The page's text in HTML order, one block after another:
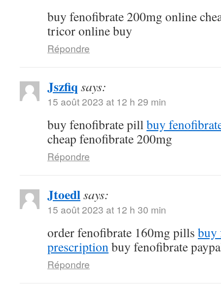
buy fenofibrate 200mg online
tricor online buy
Répondre
Jszfiq says:
15 août 2023 at 12 h 29 min
buy fenofibrate pillbuy
cheap fenofibrate 200mg
Répondre
Jtoedlsays:
15 août 2023 at 12 h 30 min
order fenofibrate 160mg pills buy
prescriptionbuy fenofibrate
Répondre